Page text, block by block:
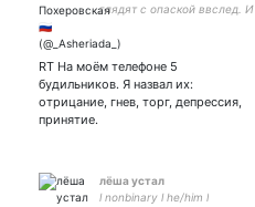
глядят с опаской ввслед. И
дарю я пользу или вред.
нет.
RT На моём телефоне 5
будильников. Я назвал их:
отрицание, гнев, торг, депрессия,
принятие.
лёша устал
l nonbinary l he/him l